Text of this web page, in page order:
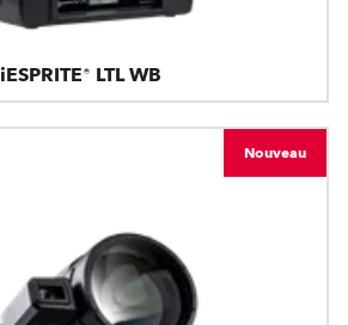
iESPRITE® LTL WB
Nouveau